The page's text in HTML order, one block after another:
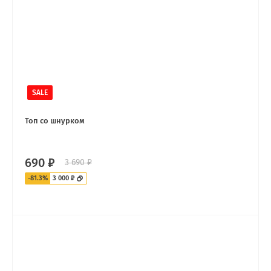
SALE
Топ со шнурком
690 ₽ 3 690 ₽
-81.3% 3 000 ₽